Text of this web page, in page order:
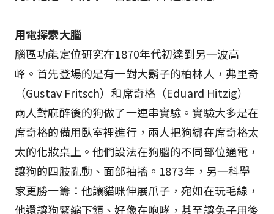
用電探索大腦
腦區功能定位研究在1870年代初達到另一波高
峰。首先登場的是有一對大鬍子的柏林人，弗里奇
（Gustav Fritsch）和席奇格（Eduard Hitzig）
兩人對麻醉後的狗做了一連串實驗。實驗大多是在
席奇格的備用臥室裡進行，兩人把狗綁在席奇格太
太的化妝桌上。他們設法在狗腦的不同部位通電，
讓狗的四肢亂動、面部抽搐。1873年，另一科學
家更勝一籌：他讓貓咪伸展爪子，宛如在玩毛線，
他還讓狗緊縮下頷、好像在咆哮，甚至讓兔子用後